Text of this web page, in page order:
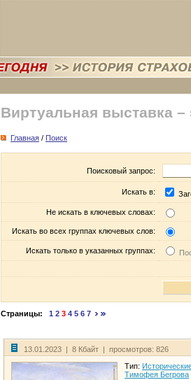
Виртуальная выставка –
Главная / Поиск
Поисковый запрос:
Искать в:
Не искать в ключевых словах:
Искать во всех группах ключевых слов:
Искать только в указанных группах:
Страницы: 1 2 3 4 5 6 7
13.01.2023 | 8 Кбайт | просмотров: 826
Тип:
Тимофея Бегрова